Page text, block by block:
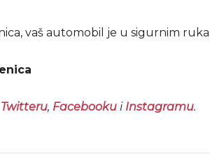
vaš automobil je u sigurnim
Twitteru, Facebookui Instagramu.